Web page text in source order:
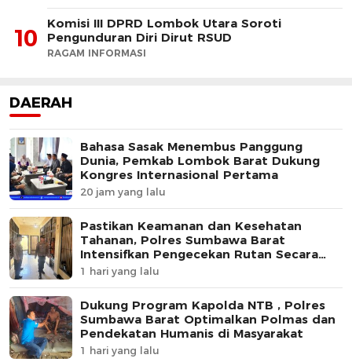
10
Komisi III DPRD Lombok Utara Soroti
Pengunduran Diri Dirut RSUD
RAGAM INFORMASI
DAERAH
Bahasa Sasak Menembus Panggung
Dunia, Pemkab Lombok Barat Dukung
Kongres Internasional Pertama
20 jam yang lalu
Pastikan Keamanan dan Kesehatan
Tahanan, Polres Sumbawa Barat
Intensifkan Pengecekan Rutan Secara
Berkala
1 hari yang lalu
Dukung Program Kapolda NTB , Polres
Sumbawa Barat Optimalkan Polmas dan
Pendekatan Humanis di Masyarakat
1 hari yang lalu